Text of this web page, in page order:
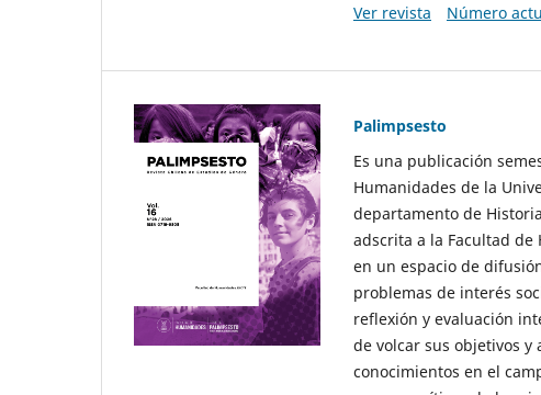
Ver revista
Número
Palimpsesto
Es una publicación
Humanidades de la
departamento de
adscrita a la Facultad
en un espacio de
problemas de interés
reflexión y evaluación
de volcar sus objetivos
conocimientos en el